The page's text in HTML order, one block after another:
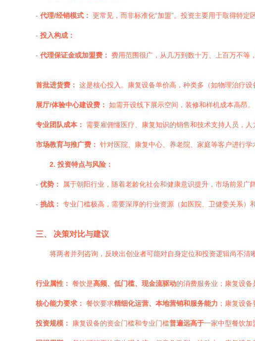
- 代理/经销模式： 更常见，而非标准化“加盟”。投资主要用于取得特定
- 投入构成：
- 代理保证金或加盟费： 费用范围很广，从几万到数十万、上百万不等
首批进货费： 这是核心投入。康复设备单价高，种类多（如物理治疗
展厅/体验中心建设费： 如需开设线下展示空间，装修和样机成本高昂。
专业团队成本： 需要雇佣懂医疗、康复知识的销售和技术支持人员，人
市场教育与推广费： 针对医院、康复中心、养老院、家庭等客户进行学
2. 投资特点与风险：
- 优势： 属于朝阳行业，随着老龄化社会和健康意识提升，市场前景广
- 挑战： 专业门槛极高，需要深厚的行业资源（如医院、卫健委关系）
三、 决策对比与建议
将两者并列咨询，反映出创业者可能对自身定位和投资逻辑尚不清晰
行业属性： 餐饮是高频、低门槛、现金流驱动的消费服务业；康复设备
核心能力要求： 餐饮要求精细化运营、本地营销和服务能力 ；康复设备
投资规模： 康复设备的资金门槛和专业门槛普遍远高于一家中型餐饮加